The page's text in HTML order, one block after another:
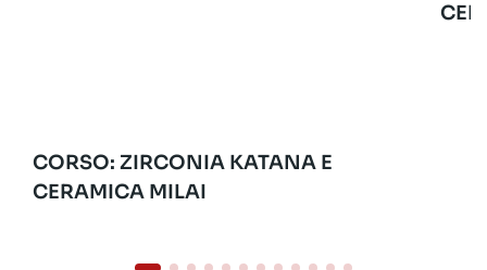
CORSO: ZIRCONIA KATANA E
CERAMICA MILAI